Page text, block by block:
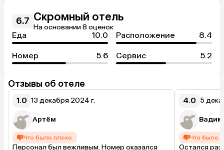
6.7 Скромный отель
На основании 8 оценок
Еда 10.0 Расположение 8.4
Номер 5.6 Сервис 5.2
Отзывы об отеле
1.0 13 декабря 2024 г.
Артём
Что было плохо
Персонал был вежливым. Номер оказался
4.0 5
Вадим
Что было
Остался